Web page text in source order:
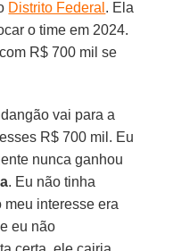
Distrito Federal . Ela
o time em 2024.
R$ 700 mil se
vai para a
R$ 700 mil. Eu
nunca ganhou
. Eu não tinha
interesse era
eu não